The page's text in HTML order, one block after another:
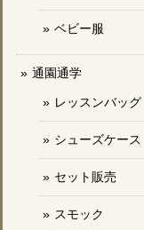
ベビー服
通園通学
レッスンバッグ
シューズケース
セット販売
スモック